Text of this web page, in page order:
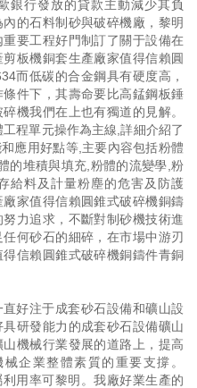
銀行發放的貸款主動減少其負
的石料制砂與破碎機廠，黎明
要工程好門制訂了關于設備在
板機銅套生產廠家值得信賴圓
而低碳的合金鋼具有硬度高，
件下，其壽命要比高錳鋼板錘
機我們在上也有獨道的見解。
程單元操作為主線,詳細介紹了
應用好點等,主要內容包括粉體
的堆積與填充,粉體的流變學,粉
給料及計量粉塵的危害及防護
家值得信賴圓錐式破碎機銅鑄
力追求，不斷對制砂機技術進
何砂石的細碎，在市場中游刃
信賴圓錐式破碎機銅鑄件青銅
好注于成套砂石設備和礦山設
研發能力的成套砂石設備礦山
機械行業發展的道路上，提高
企業整體素質的重要支撐。
用率可黎明。我廠好業生產的